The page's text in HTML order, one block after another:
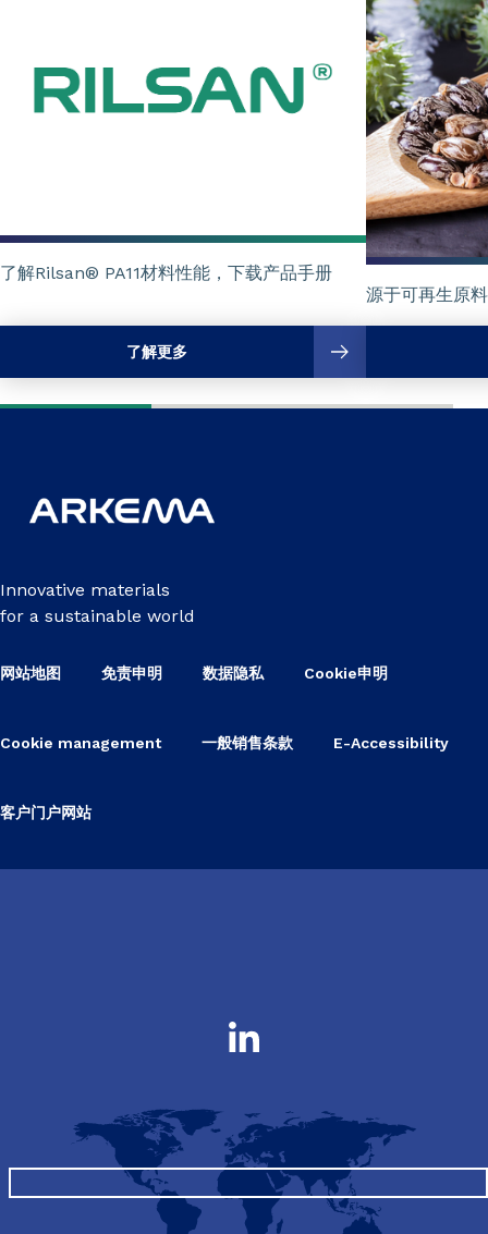
了解Rilsan® PA11材料性能，下载产品手册
了解更多
源于可再生原
Innovative materials
for a sustainable world
网站地图 免责申明 数据隐私 Cookie申明
Cookie management 一般销售条款 E-Accessibility
客户门户网站